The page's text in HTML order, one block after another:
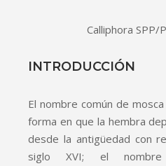
Calliphora SPP/
INTRODUCCIÓN
El nombre común de
forma en que la hembra
desde la antigüedad con
siglo XVI; el